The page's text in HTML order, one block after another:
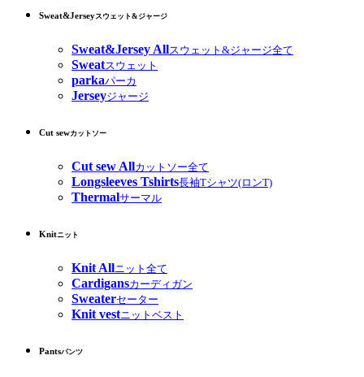
Sweat&Jerseyスウェット&ジャージ
Sweat&Jersey Allスウェット&ジャージ全て
Sweatスウェット
parkaパーカ
Jerseyジャージ
Cut sewカットソー
Cut sew Allカットソー全て
Longsleeves Tshirts長袖Tシャツ(ロンT)
Thermalサーマル
Knitニット
Knit Allニット全て
Cardigansカーディガン
Sweaterセーター
Knit vestニットベスト
Pantsパンツ